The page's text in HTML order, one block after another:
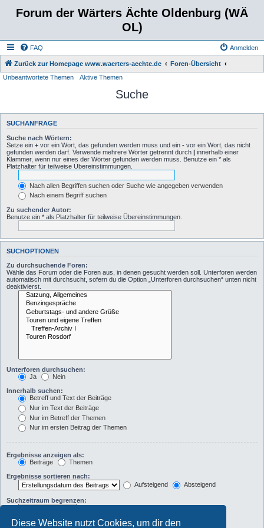
Diese Website nutzt Cookies, um dir den
Forum der Wärters Ächte Oldenburg (WÄ
OL)
FAQ Anmelden
Zurück zur Homepage www.waerters-aechte.de
Foren-Übersicht
Unbeantwortete Themen
Aktive Themen
Suche
SUCHANFRAGE
Suche nach Wörtern:
Setze ein + vor ein Wort, das gefunden werden muss und ein - vor ein Wort, das nicht
gefunden werden darf. Verwende mehrere Wörter getrennt durch | innerhalb einer
Klammer, wenn nur eines der Wörter gefunden werden muss. Benutze ein * als
Platzhalter für teilweise Übereinstimmungen.
Nach allen Begriffen suchen oder Suche wie angegeben verwenden
Nach einem Begriff suchen
Zu suchender Autor:
Benutze ein * als Platzhalter für teilweise Übereinstimmungen.
SUCHOPTIONEN
Zu durchsuchende Foren:
Wähle das Forum oder die Foren aus, in denen gesucht werden soll. Unterforen werden
automatisch mit durchsucht, sofern du die Option „Unterforen durchsuchen“ unten nicht
deaktivierst.
Unterforen durchsuchen:
Ja
Nein
Innerhalb suchen:
Betreff und Text der Beiträge
Nur im Text der Beiträge
Nur im Betreff der Themen
Nur im ersten Beitrag der Themen
Ergebnisse anzeigen als:
Beiträge
Themen
Ergebnisse sortieren nach:
Aufsteigend
Absteigend
Suchzeitraum begrenzen:
Die ersten: